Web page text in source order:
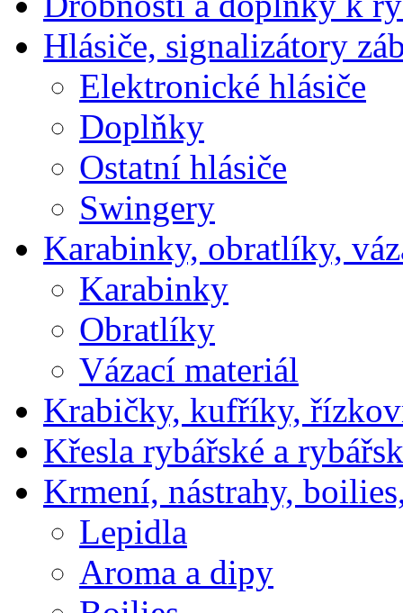
Hlásiče, signalizátory
Elektronické hlásiče
Doplňky
Ostatní hlásiče
Swingery
Karabinky, obratlíky,
Karabinky
Obratlíky
Vázací materiál
Krabičky, kufříky,
Křesla rybářské a
Krmení, nástrahy,
Lepidla
Aroma a dipy